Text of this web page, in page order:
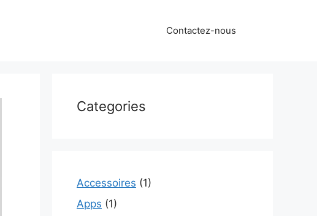
Contactez-nous
Categories
Accessoires (1)
Apps (1)